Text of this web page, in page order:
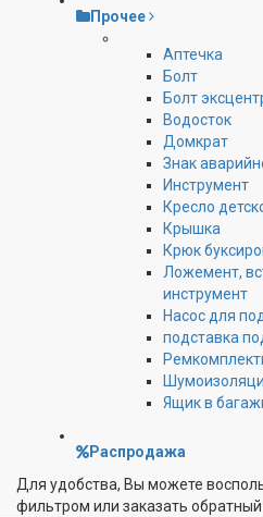
Прочее
Аптечка
Болт
Болт
Водосток
Домкрат
Знак
Инструмент
Кресло
Крышка
Крюк
Ложемент,
инструмент
Насос для
подставка
Ящик в
Распродажа
Для удобства, Вы можете
фильтром или заказать